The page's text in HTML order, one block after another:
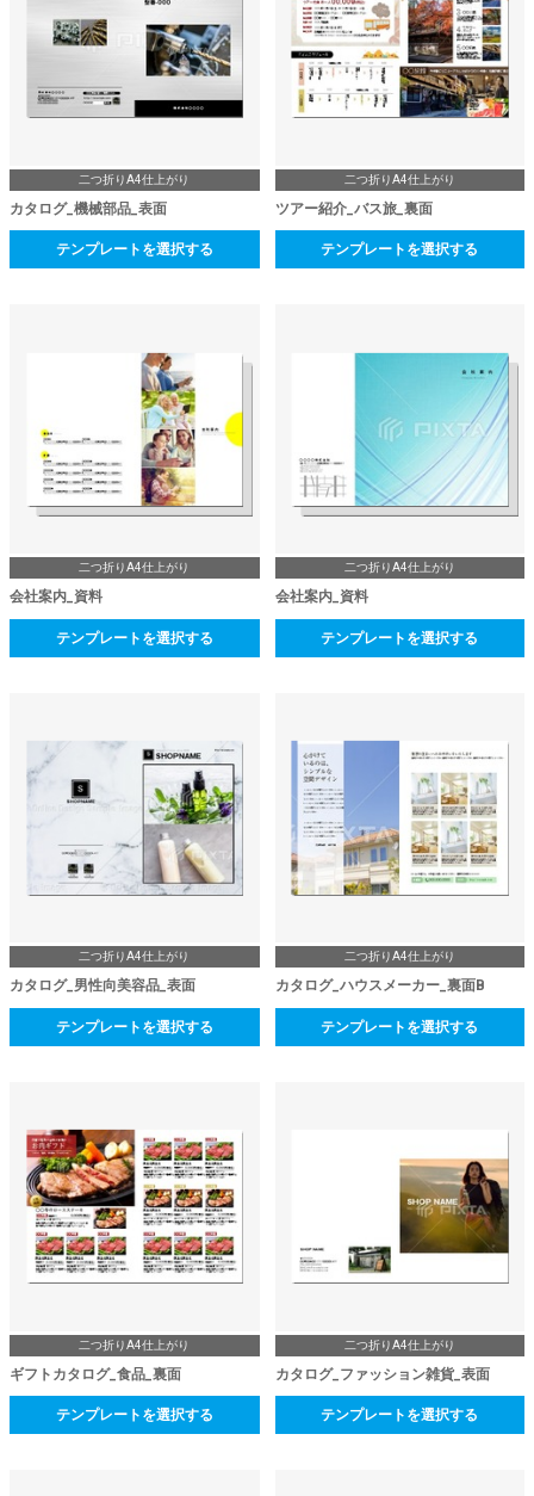
二つ折りA4仕上がり
カタログ_機械部品_表面
テンプレートを選択する
二つ折りA4仕上がり
ツアー紹介_バス旅_裏面
テンプレートを選択する
二つ折りA4仕上がり
会社案内_資料
テンプレートを選択する
二つ折りA4仕上がり
会社案内_資料
テンプレートを選択する
二つ折りA4仕上がり
カタログ_男性向美容品_表面
テンプレートを選択する
二つ折りA4仕上がり
カタログ_ハウスメーカー_裏面B
テンプレートを選択する
二つ折りA4仕上がり
ギフトカタログ_食品_裏面
テンプレートを選択する
二つ折りA4仕上がり
カタログ_ファッション雑貨_表面
テンプレートを選択する